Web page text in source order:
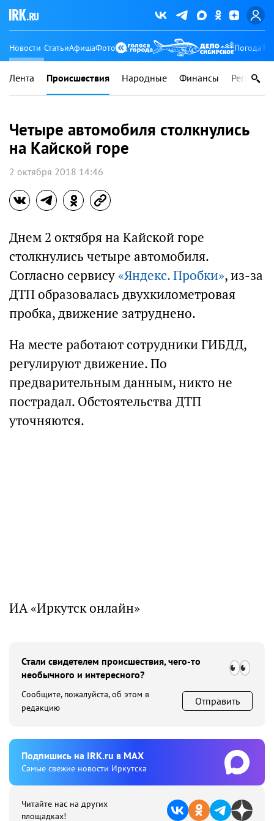
Новости СтатьиАфишаФото Погода
Лента Происшествия Народные Финансы Регионы
Четыре автомобиля столкнулись
на Кайской горе
2 октября 2018 14:46
Днем 2 октября на Кайской горе
столкнулись четыре автомобиля.
Согласно сервису«Яндекс. Пробки», из-за
ДТП образовалась двухкилометровая
пробка, движение затруднено.
На месте работают сотрудники ГИБДД,
регулируют движение. По
предварительным данным, никто не
пострадал. Обстоятельства ДТП
уточняются.
ИА «Иркутск онлайн»
Стали свидетелем происшествия, чего-то
необычного и интересного?
Сообщите, пожалуйста, об этом в
редакцию
Отправить
Подпишиcь на IRK.ru в MAX
Cамые свежие новости Иркутска
Читайте нас на других
площадках!